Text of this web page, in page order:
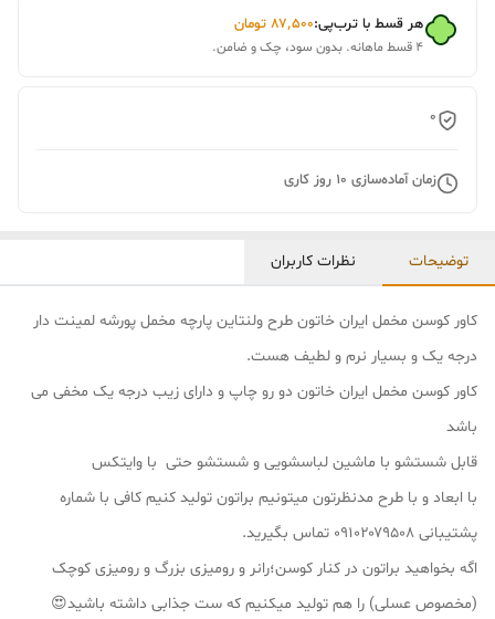
هر قسط با ترب‌پی:۸۷٬۵۰۰ تومان
۴ قسط ماهانه. بدون سود، چک و ضامن.
0
زمان آماده‌سازی 10 روز کاری
توضیحات نظرات کاربران
کاور کوسن مخمل ایران خاتون طرح ولنتاین پارچه مخمل پورشه لمینت دار
درجه یک و بسیار نرم و لطیف هست.
کاور کوسن مخمل ایران خاتون دو رو چاپ و دارای زیب درجه یک مخفی می
باشد
قابل شستشو با ماشین لباسشویی و شستشو حتی با وایتکس
با ابعاد و با طرح مدنظرتون میتونیم براتون تولید کنیم کافی با شماره
پشتیبانی ۰۹۱۰۲۰۷۹۵۰۸ تماس بگیرید.
اگه بخواهید براتون در کنار کوسن؛رانر و رومیزی بزرگ و رومیزی کوچک
(مخصوص عسلی) را هم تولید میکنیم که ست جذابی داشته باشید😍